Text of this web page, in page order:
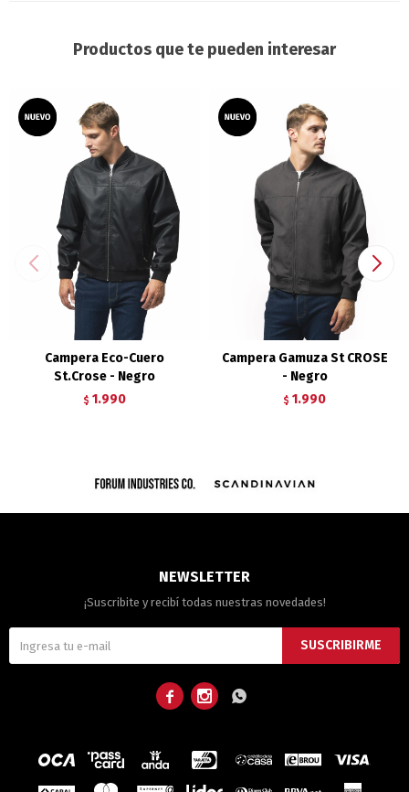
Productos que te pueden interesar
Campera Eco-Cuero
St.Crose - Negro
$ 1.990
Campera Gamuza St CROSE
- Negro
$ 1.990
NEWSLETTER
¡Suscribite y recibí todas nuestras novedades!
SUSCRIBIRME
  